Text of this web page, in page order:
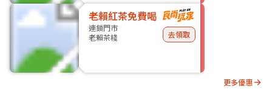
老賴紅茶免費喝
連鎖門市
老賴茶棧
去領取
更多優惠